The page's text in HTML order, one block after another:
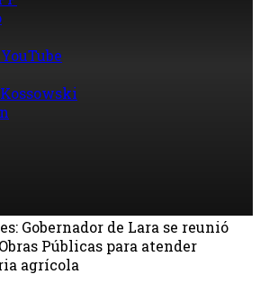
Gobernador de Lara se reunió
Públicas para atender
agrícola